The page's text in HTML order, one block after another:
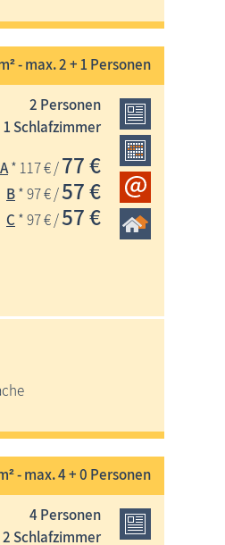
- max. 2 + 1 Personen
2 Personen
1 Schlafzimmer
A* 117 € /77 €
B* 97 € /57 €
C * 97 € /57 €
- max. 4 + 0 Personen
4 Personen
2 Schlafzimmer